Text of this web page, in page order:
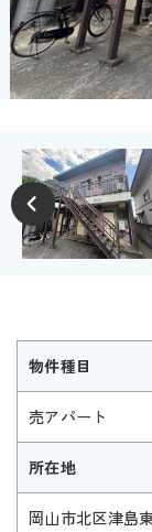
物件種目
売アパート
所在地
岡山市北区津島